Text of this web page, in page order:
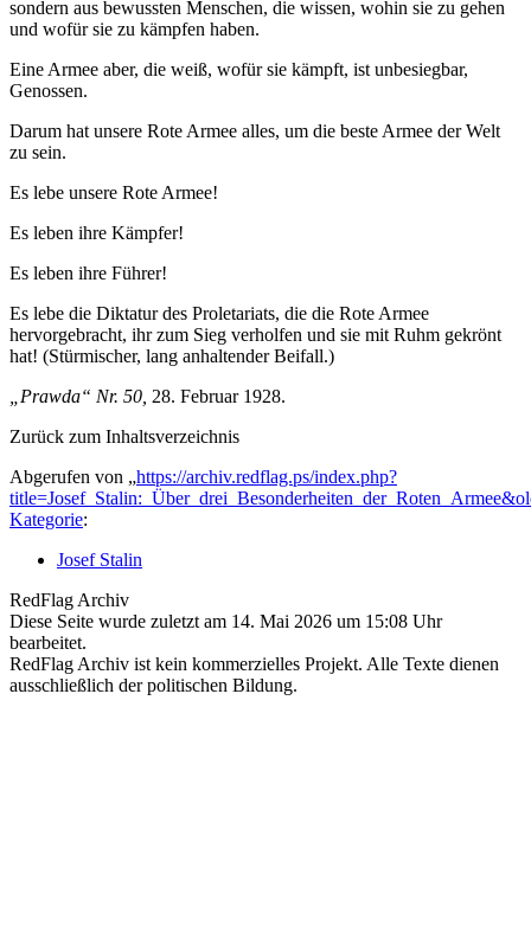
sondern aus bewussten Menschen, die wissen, wohin sie zu gehen
und wofür sie zu kämpfen haben.
Eine Armee aber, die weiß, wofür sie kämpft, ist unbesiegbar,
Genossen.
Darum hat unsere Rote Armee alles, um die beste Armee der Welt
zu sein.
Es lebe unsere Rote Armee!
Es leben ihre Kämpfer!
Es leben ihre Führer!
Es lebe die Diktatur des Proletariats, die die Rote Armee
hervorgebracht, ihr zum Sieg verholfen und sie mit Ruhm gekrönt
hat! (Stürmischer, lang anhaltender Beifall.)
„Prawda“ Nr. 50, 28. Februar 1928.
Zurück zum Inhaltsverzeichnis
Abgerufen von „https://archiv.redflag.ps/index.php?
Kategorie:
Josef Stalin
RedFlag Archiv
Diese Seite wurde zuletzt am 14. Mai 2026 um 15:08 Uhr
bearbeitet.
RedFlag Archiv ist kein kommerzielles Projekt. Alle Texte dienen
ausschließlich der politischen Bildung.